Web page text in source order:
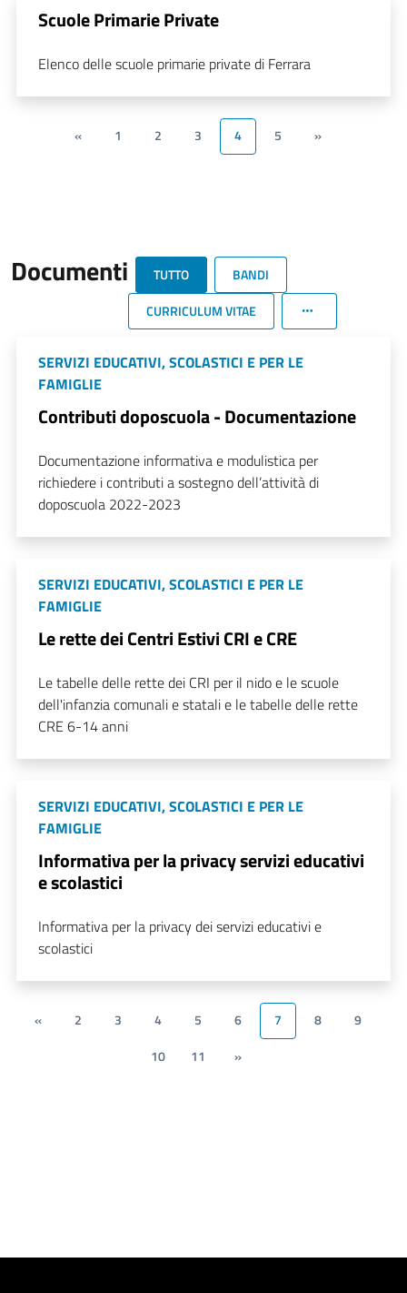
Scuole Primarie Private
Elenco delle scuole primarie private di Ferrara
« 1 2 3 4 5 »
Documenti TUTTO
BANDI
CURRICULUM VITAE
SERVIZI EDUCATIVI, SCOLASTICI E PER LE
FAMIGLIE
Contributi doposcuola - Documentazione
Documentazione informativa e modulistica per
richiedere i contributi a sostegno dell’attività di
doposcuola 2022-2023
SERVIZI EDUCATIVI, SCOLASTICI E PER LE
FAMIGLIE
Le rette dei Centri Estivi CRI e CRE
Le tabelle delle rette dei CRI per il nido e le scuole
dell'infanzia comunali e statali e le tabelle delle rette
CRE 6-14 anni
SERVIZI EDUCATIVI, SCOLASTICI E PER LE
FAMIGLIE
Informativa per la privacy servizi educativi
e scolastici
Informativa per la privacy dei servizi educativi e
scolastici
« 2 3 4 5 6 7 8
9
10
11 »